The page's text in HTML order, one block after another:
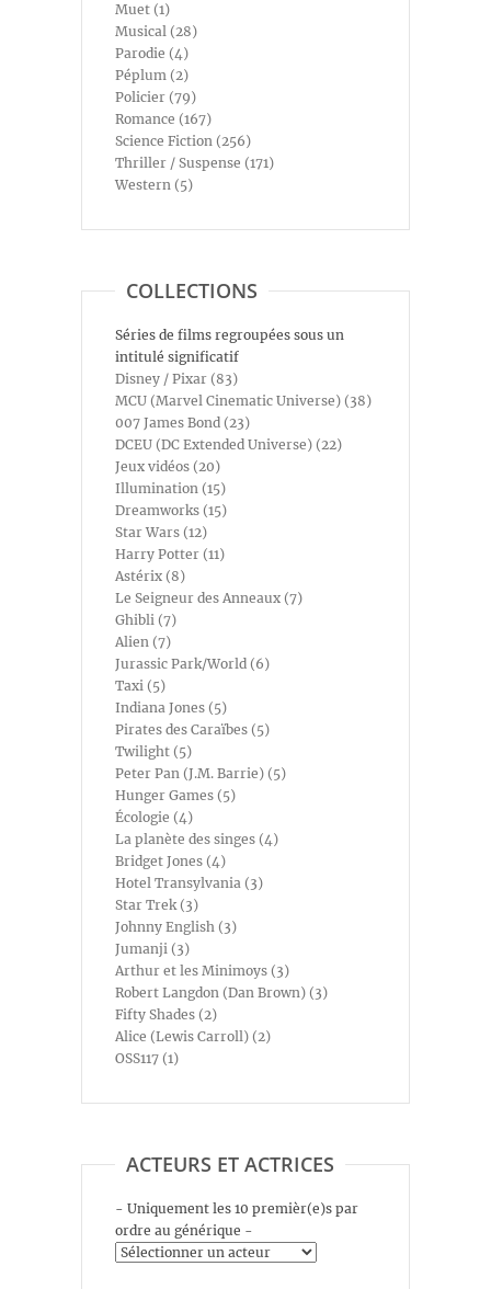
Muet (1)
Musical (28)
Parodie (4)
Péplum (2)
Policier (79)
Romance (167)
Science Fiction (256)
Thriller / Suspense (171)
Western (5)
COLLECTIONS
Séries de films regroupées sous un
intitulé significatif
Disney / Pixar (83)
MCU (Marvel Cinematic Universe) (38)
007 James Bond (23)
DCEU (DC Extended Universe) (22)
Jeux vidéos (20)
Illumination (15)
Dreamworks (15)
Star Wars (12)
Harry Potter (11)
Astérix (8)
Le Seigneur des Anneaux (7)
Ghibli (7)
Alien (7)
Jurassic Park/World (6)
Taxi (5)
Indiana Jones (5)
Pirates des Caraïbes (5)
Twilight (5)
Peter Pan (J.M. Barrie) (5)
Hunger Games (5)
Écologie (4)
La planète des singes (4)
Bridget Jones (4)
Hotel Transylvania (3)
Star Trek (3)
Johnny English (3)
Jumanji (3)
Arthur et les Minimoys (3)
Robert Langdon (Dan Brown) (3)
Fifty Shades (2)
Alice (Lewis Carroll) (2)
OSS117 (1)
ACTEURS ET ACTRICES
- Uniquement les 10 premièr(e)s par
ordre au générique -